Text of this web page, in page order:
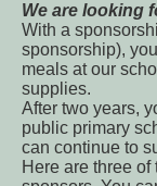
We are looking
With a
sponsorship),
meals at our
supplies.
After two years,
public primary
can continue to
Here are three